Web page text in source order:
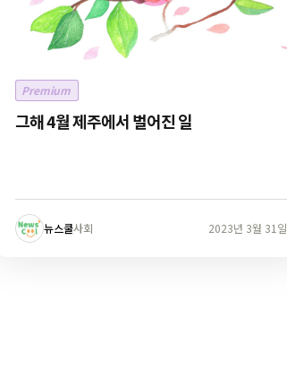
Premium
그해 4월 제주에서 벌어진 일
뉴스쿨사회 2023년 3월 31일